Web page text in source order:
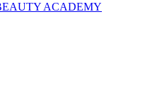
ACADEMY